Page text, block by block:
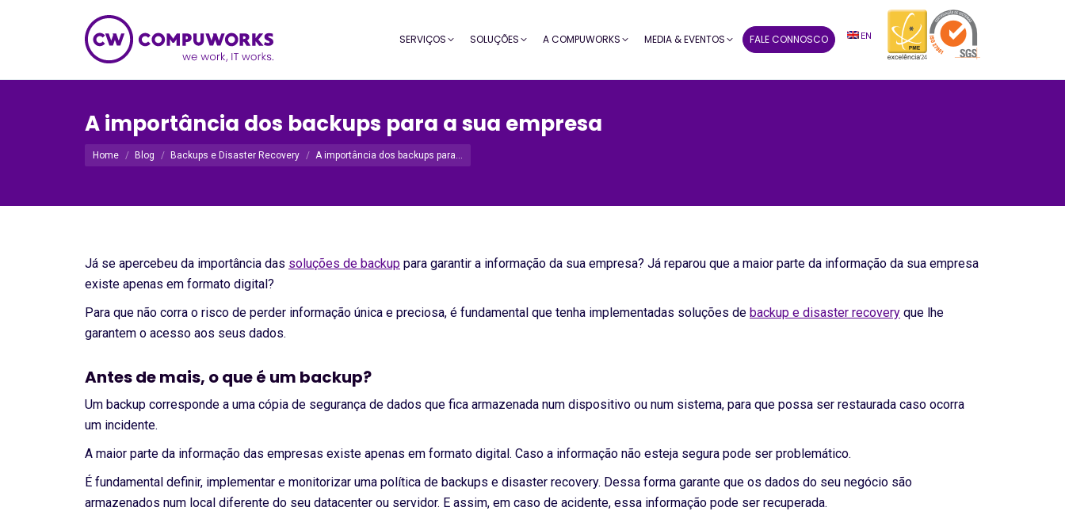
SERVIÇOS SOLUÇÕES A COMPUWORKS MEDIA & EVENTOS FALE CONNOSCO EN
A importância dos backups para a sua empresa
Você está aqui:
Home Blog Backups e Disaster Recovery A importância dos backups para…
Já se apercebeu da importância das soluções de backup para garantir a informação da sua empresa? Já reparou que a maior parte da informação da sua empresa
existe apenas em formato digital?
Para que não corra o risco de perder informação única e preciosa, é fundamental que tenha implementadas soluções de backup e disaster recovery que lhe
garantem o acesso aos seus dados.
Antes de mais, o que é um backup?
Um backup corresponde a uma cópia de segurança de dados que fica armazenada num dispositivo ou num sistema, para que possa ser restaurada caso ocorra
um incidente.
A maior parte da informação das empresas existe apenas em formato digital. Caso a informação não esteja segura pode ser problemático.
É fundamental definir, implementar e monitorizar uma política de backups e disaster recovery. Dessa forma garante que os dados do seu negócio são
armazenados num local diferente do seu datacenter ou servidor. E assim, em caso de acidente, essa informação pode ser recuperada.